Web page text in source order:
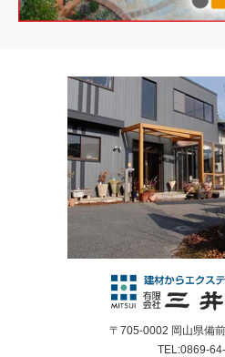
〒705-0002 岡山県備
TEL:0869-